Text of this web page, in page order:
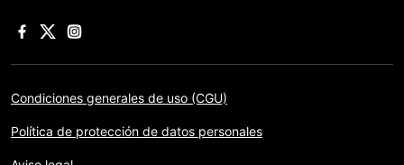
Condiciones generales de uso (CGU)
Política de protección de datos personales